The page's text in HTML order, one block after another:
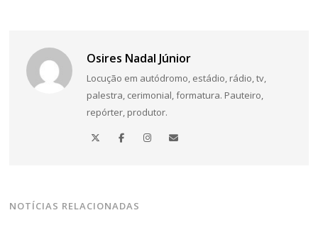
Osires Nadal Júnior
Locução em autódromo, estádio, rádio, tv,
palestra, cerimonial, formatura. Pauteiro,
repórter, produtor.
NOTÍCIAS RELACIONADAS
Navegação